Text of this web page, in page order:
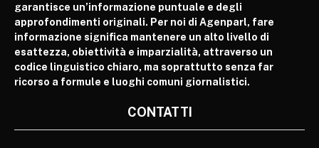
garantisce un’informazione puntuale e degli
approfondimenti originali. Per noi di Agenparl, fare
informazione significa mantenere un alto livello di
esattezza, obiettività e imparzialità, attraverso un
codice linguistico chiaro, ma soprattutto senza far
ricorso a formule e luoghi comuni giornalistici.
CONTATTI